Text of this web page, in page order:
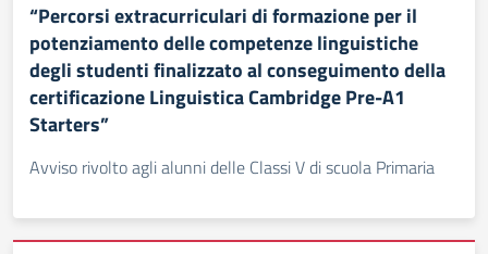
“Percorsi extracurriculari di formazione per il
potenziamento delle competenze linguistiche
degli studenti finalizzato al conseguimento della
certificazione Linguistica Cambridge Pre-A1
Starters”
Avviso rivolto agli alunni delle Classi V di scuola Primaria